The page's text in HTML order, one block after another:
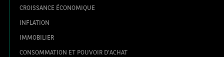
CROISSANCE ÉCONOMIQUE
INFLATION
IMMOBILIER
CONSOMMATION ET POUVOIR D'ACHAT